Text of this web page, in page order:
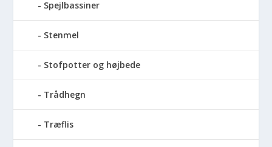
Spejlbassiner
Stenmel
Stofpotter og højbede
Trådhegn
Træflis